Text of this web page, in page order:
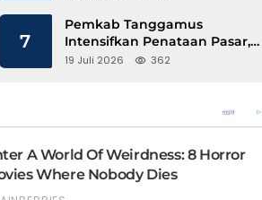
7
Pemkab Tanggamus
Intensifkan Penataan Pasar,
Pedagang Diajak Tempati
19 Juli 2026 362